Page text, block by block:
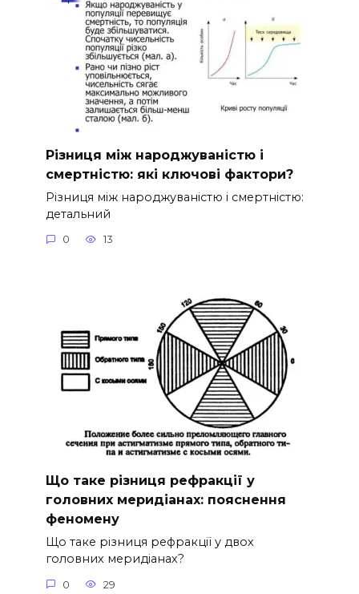
Різниця між народжуваністю і
смертністю: які ключові фактори?
Різниця між народжуваністю і смертністю:
детальний
0 13
Що таке різниця рефракції у
головних меридіанах: пояснення
феномену
Що таке різниця рефракції у двох
головних меридіанах?
0 29